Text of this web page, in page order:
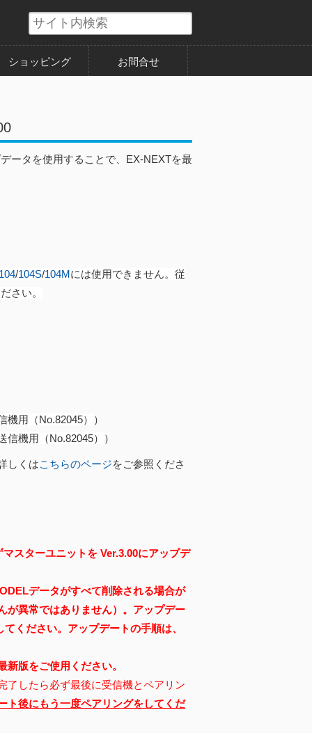
ショッピング お問合せ
ータを使用することで、EX-NEXTを最
/104S/104Mには使用できません。従
さい。
用（No.82045）
）
機用（No.82045）
）
しくはこちらのページをご参照くださ
スターユニットを Ver.3.00にアップデ
データがすべて削除される場合が
が異常ではありません）。アップデー
ください。 アップデートの手順は、
新版をご使用ください。
したら必ず最後に受信機とペアリン
ト後にもう一度ペアリングをしてくだ